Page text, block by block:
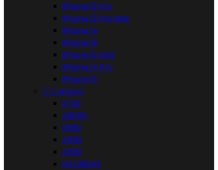
iPhone 13 Pro
iPhone 13 Pro Max
iPhone 14
iPhone 16
iPhone 13 mini
iPhone 14 Pro
iPhone 15
  Lenovo
S720
A6000
S580
A536
A526
K9 L38043